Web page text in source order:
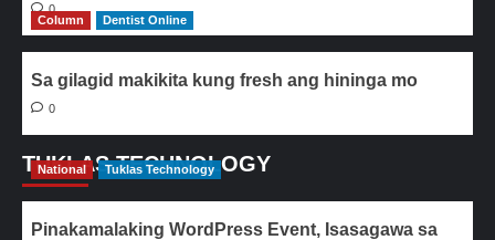
0
Column
Dentist Online
Sa gilagid makikita kung fresh ang hininga mo
0
TUKLAS TECHNOLOGY
National Tuklas Technology
Pinakamalaking WordPress Event, Isasagawa sa